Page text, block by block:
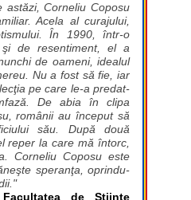
astăzi, Corneliu Coposu
Acela al curajului,
În 1990, într-o
de resentiment, el a
de oameni, idealul
Nu a fost să fie, iar
pe care le-a predat-
De abia în clipa
românii au început să
său. După două
reper la care mă întorc,
Corneliu Coposu este
speranţa, oprindu-
de Stiinte